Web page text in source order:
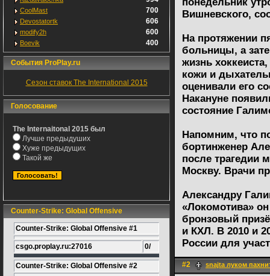
CoolMast 700
Devostatortk 606
modify2h 600
Boevik 400
События ProPlay.ru
Сезон ставок The International 2015
Голосование
The Internaitonal 2015 был
Лучше предыдуших
Хуже предыдущих
Такой же
Counter-Strike: Global Offensive
Counter-Strike: Global Offensive #1
csgo.proplay.ru:27016 0/
Counter-Strike: Global Offensive #2
Вишневского,
На протяжении
больницы, а
жизнь
кожи и
оценивали его
Накануне
состояние
Напомним, что
бортинженер
после трагедии
Москву. Врачи
Александру
«Локомотива»
бронзовый
и КХЛ. В 2010 и
России для
#2 snajta луком